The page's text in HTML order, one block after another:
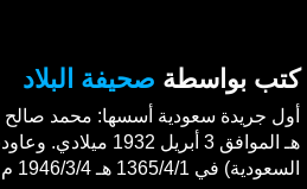
كتب بواسطة صحيفة البلاد
هـ الموافق 3 أبريل
السعودية) في 1365/4/1 هـ 1946/3/4 م